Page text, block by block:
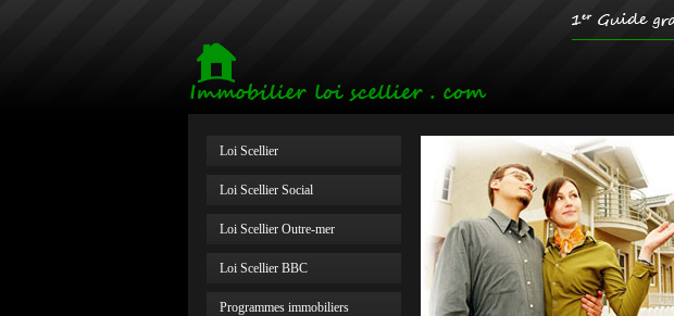
Loi Scellier
Loi Scellier Social
Loi Scellier Outre-mer
Loi Scellier BBC
Programmes immobiliers